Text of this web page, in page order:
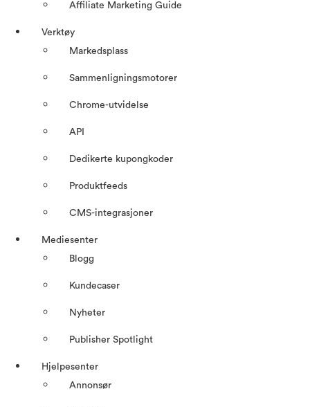
Affiliate Marketing Guide
Verktøy
Markedsplass
Sammenligningsmotorer
Chrome-utvidelse
API
Dedikerte kupongkoder
Produktfeeds
CMS-integrasjoner
Mediesenter
Blogg
Kundecaser
Nyheter
Publisher Spotlight
Hjelpesenter
Annonsør